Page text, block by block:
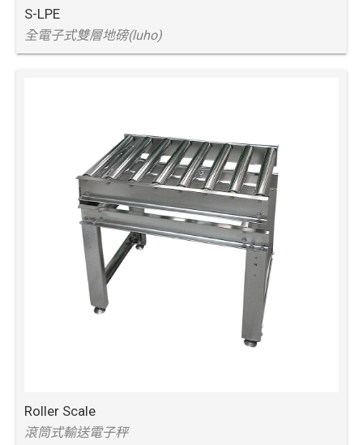
S-LPE
全電子式雙層地磅(luho)
Roller Scale
滾筒式輸送電子秤